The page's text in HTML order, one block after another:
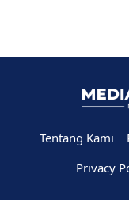
Tentang Kami
Privacy